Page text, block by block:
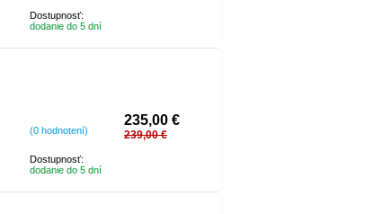
Dostupnosť:
dodanie do 5 dní
(0 hodnotení)
Dostupnosť:
dodanie do 5 dní
235,00 €
239,00 €